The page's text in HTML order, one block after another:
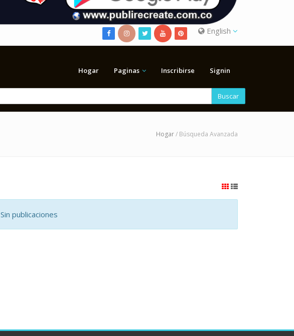
English
Hogar Paginas Inscribirse Signin
Buscar
Hogar/ Búsqueda Avanzada
Sin publicaciones